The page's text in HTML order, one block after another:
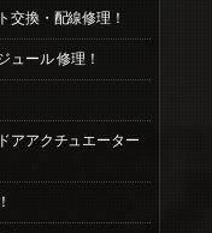
交換・配線修理！
ュール 修理！
アアクチュエーター